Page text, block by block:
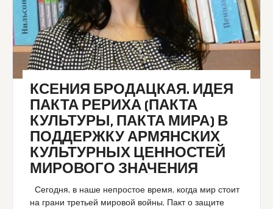
КСЕНИЯ БРОДАЦКАЯ. ИДЕЯ
ПАКТА РЕРИХА (ПАКТА
КУЛЬТУРЫ, ПАКТА МИРА) В
ПОДДЕРЖКУ АРМЯНСКИХ
КУЛЬТУРНЫХ ЦЕННОСТЕЙ
МИРОВОГО ЗНАЧЕНИЯ
Сегодня, в наше непростое время, когда мир стоит
на грани третьей мировой войны, Пакт о защите